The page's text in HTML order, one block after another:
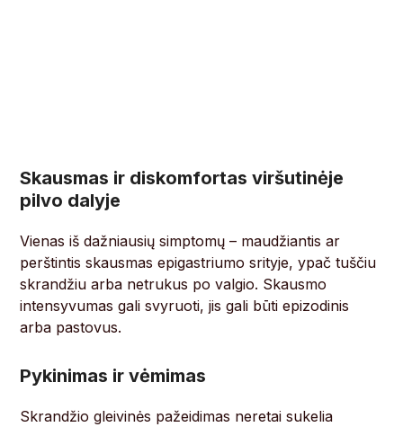
Skausmas ir diskomfortas viršutinėje
pilvo dalyje
Vienas iš dažniausių simptomų – maudžiantis ar
perštintis skausmas epigastriumo srityje, ypač tuščiu
skrandžiu arba netrukus po valgio. Skausmo
intensyvumas gali svyruoti, jis gali būti epizodinis
arba pastovus.
Pykinimas ir vėmimas
Skrandžio gleivinės pažeidimas neretai sukelia